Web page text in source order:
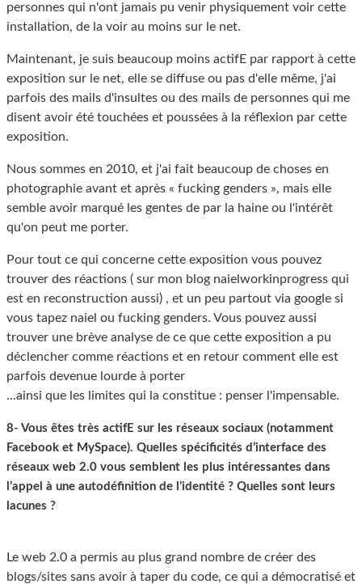
personnes qui n'ont jamais pu venir physiquement voir cette
installation, de la voir au moins sur le net.
Maintenant, je suis beaucoup moins actifE par rapport à cette
exposition sur le net, elle se diffuse ou pas d'elle même, j'ai
parfois des mails d'insultes ou des mails de personnes qui me
disent avoir été touchées et poussées à la réflexion par cette
exposition.
Nous sommes en 2010, et j'ai fait beaucoup de choses en
photographie avant et après « fucking genders », mais elle
semble avoir marqué les gentes de par la haine ou l'intérêt
qu'on peut me porter.
Pour tout ce qui concerne cette exposition vous pouvez
trouver des réactions ( sur mon blog naielworkinprogress qui
est en reconstruction aussi) , et un peu partout via google si
vous tapez naiel ou fucking genders. Vous pouvez aussi
trouver une brève analyse de ce que cette exposition a pu
déclencher comme réactions et en retour comment elle est
parfois devenue lourde à porter
...ainsi que les limites qui la constitue : penser l'impensable.
8- Vous êtes très actifE sur les réseaux sociaux (notamment
Facebook et MySpace). Quelles spécificités d’interface des
réseaux web 2.0 vous semblent les plus intéressantes dans
l’appel à une autodéfinition de l’identité ? Quelles sont leurs
lacunes ?
Le web 2.0 a permis au plus grand nombre de créer des
blogs/sites sans avoir à taper du code, ce qui a démocratisé et